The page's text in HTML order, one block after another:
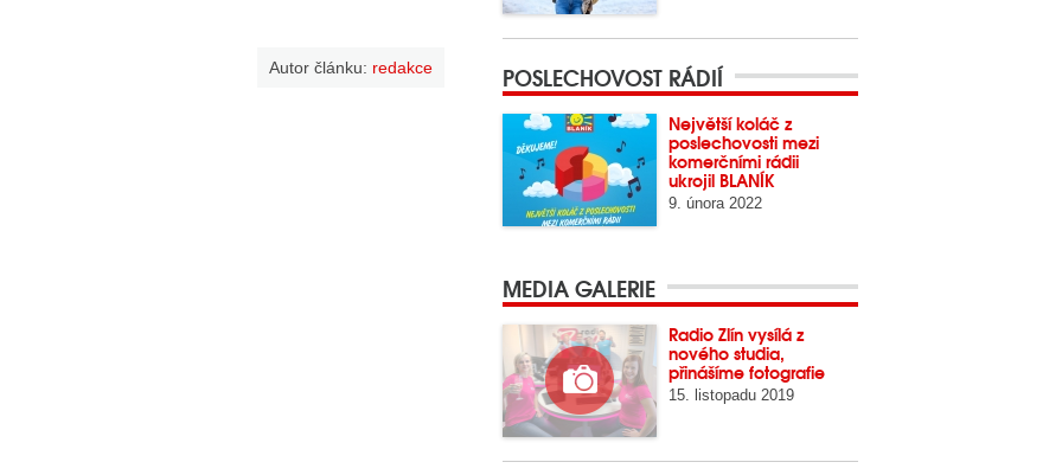
Autor článku: redakce POSLECHOVOST RÁDIÍ
Největší koláč z
poslechovosti mezi
komerčními rádii
ukrojil BLANÍK
9. února 2022
MEDIA GALERIE
Radio Zlín vysílá z
nového studia,
přinášíme fotografie
15. listopadu 2019